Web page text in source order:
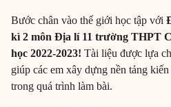
Bước chân vào thế giới học tập với
kì 2 môn Địa lí 11 trường THPT
học 2022-2023! Tài liệu được lựa
giúp các em xây dựng nền tảng
trong quá trình làm bài.